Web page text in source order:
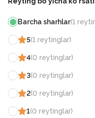
Barcha sharhlar(1
5(1 reytinglar)
4(0 reytinglar)
3(0 reytinglar)
2(0 reytinglar)
1(0 reytinglar)